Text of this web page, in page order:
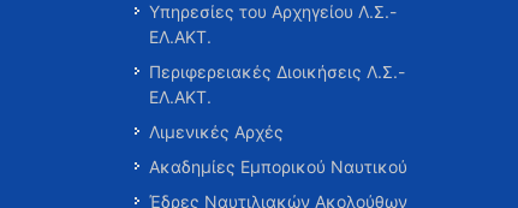
Υπηρεσίες του Αρχηγείου Λ.Σ.-
ΕΛ.ΑΚΤ.
Περιφερειακές Διοικήσεις Λ.Σ.-
ΕΛ.ΑΚΤ.
Λιμενικές Αρχές
Ακαδημίες Εμπορικού Ναυτικού
Έδρες Ναυτιλιακών Ακολούθων